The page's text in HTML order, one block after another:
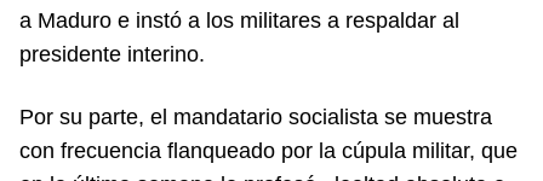
a Maduro e instó a los militares a respaldar al
presidente interino.
Por su parte, el mandatario socialista se muestra
con frecuencia flanqueado por la cúpula militar, que